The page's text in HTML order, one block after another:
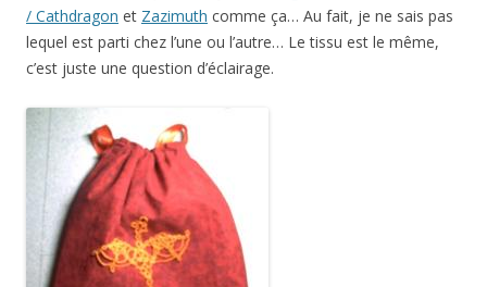
/ Cathdragon et Zazimuth comme ça… Au fait, je ne sais pas
lequel est parti chez l’une ou l’autre… Le tissu est le même,
c’est juste une question d’éclairage.